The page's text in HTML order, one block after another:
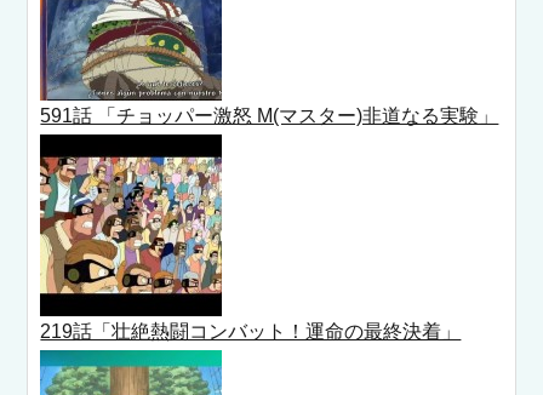
591話 「チョッパー激怒 M(マスター)非道なる実験」
219話「壮絶熱闘コンバット！運命の最終決着」